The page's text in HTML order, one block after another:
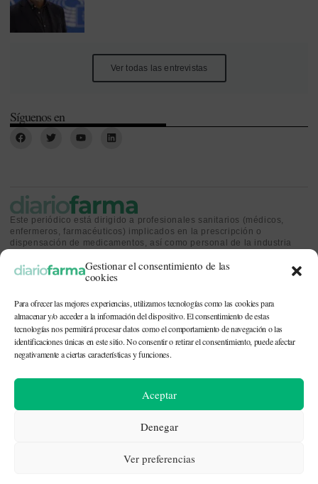
Gestionar el consentimiento de las
cookies
Para ofrecer las mejores experiencias, utilizamos tecnologías como las cookies para
almacenar y/o acceder a la información del dispositivo. El consentimiento de estas
tecnologías nos permitirá procesar datos como el comportamiento de navegación o las
identificaciones únicas en este sitio. No consentir o retirar el consentimiento, puede afectar
negativamente a ciertas características y funciones.
Aceptar
Denegar
Ver preferencias
Ver todas las entrevistas
Síguenos en
Este periódico está dirigido a profesionales sanitarios (médicos,
enfermeros, farmacéuticos) implicados en la prescripción o
dispensación de medicamentos, así como personal de la industria
sanitaria.
CONTACTO Y QUIÉNES SOMOS|POLÍTICA DE COOKIES|POLÍTICA DE
© 2026. Todos los derechos reservados. |
| Recursos
fotográficos: depositphotos